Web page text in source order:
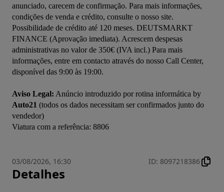
anunciado, carecem de confirmação. Para mais informações,
condições de venda e crédito, consulte o nosso site.
Possibilidade de crédito até 120 meses. DEUTSMARKT
FINANCE (Aprovação imediata). Acrescem despesas
administrativas no valor de 350€ (IVA incl.) Para mais
informações, entre em contacto através do nosso Call Center,
disponível das 9:00 às 19:00.
Aviso Legal:
Auto21 (todos os dados necessitam ser confirmados junto do
vendedor)
03/08/2026, 16:30 ID: 8097218386
Detalhes